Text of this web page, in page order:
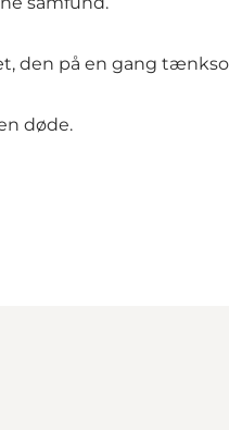
den på en gang
døde.